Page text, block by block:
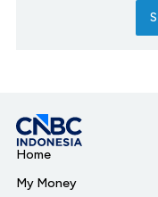
Home
My Money